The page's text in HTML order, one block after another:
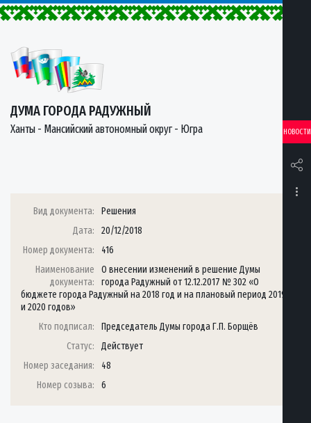
ДУМА ГОРОДА РАДУЖНЫЙ
Ханты - Мансийский автономный округ - Югра НОВОСТИ
Вид документа:
Решения
Дата:
20/12/2018
Номер документа:
416
Наименование
документа:
О внесении изменений в решение Думы
города Радужный от 12.12.2017 № 302 «О
бюджете города Радужный на 2018 год и на плановый период 2019
и 2020 годов»
Кто подписал:
Председатель Думы города Г.П. Борщёв
Статус:
Действует
Номер заседания:
48
Номер созыва:
6